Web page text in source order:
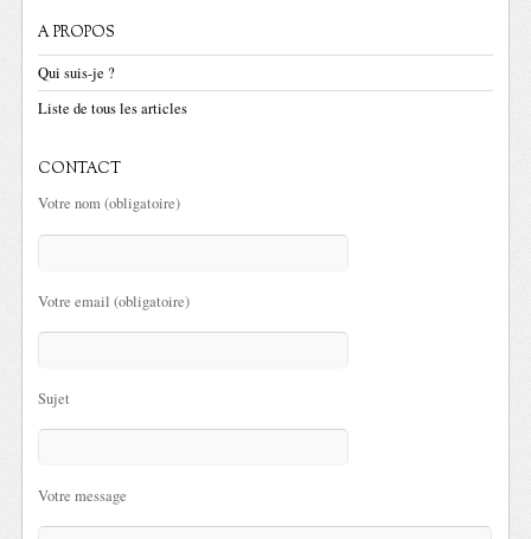
A PROPOS
Qui suis-je ?
Liste de tous les articles
CONTACT
Votre nom (obligatoire)
Votre email (obligatoire)
Sujet
Votre message